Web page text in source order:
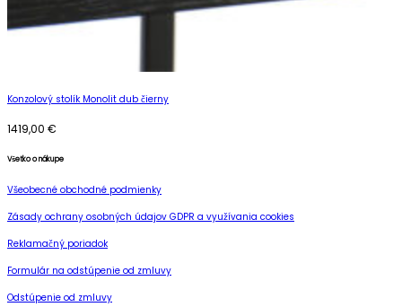
Konzolový stolík Monolit dub čierny
1419,00 €
Všetko o nákupe
Všeobecné obchodné podmienky
Zásady ochrany osobných údajov GDPR a využívania cookies
Reklamačný poriadok
Formulár na odstúpenie od zmluvy
Odstúpenie od zmluvy